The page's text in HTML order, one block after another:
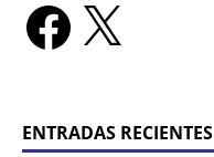
ENTRADAS RECIENTES